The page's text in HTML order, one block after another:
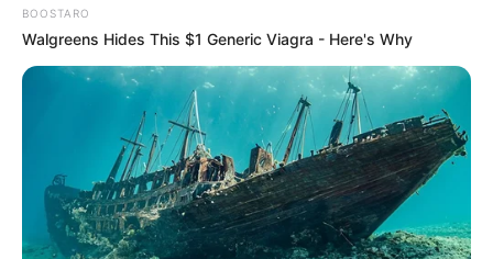
BOOSTARO
Walgreens Hides This $1 Generic Viagra - Here's Why